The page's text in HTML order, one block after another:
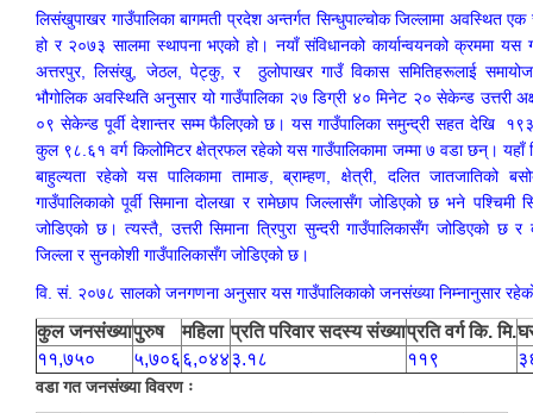
लिसंखुपाखर गाउँपालिका बागमती प्रदेश अन्तर्गत सिन्धुपाल्चोक जिल्लामा अवस्थित
हो र २०७३ सालमा स्थापना भएको हो। नयाँ संविधानको कार्यान्वयनको क्रममा यस
अत्तरपुर, लिसंखु, जेठल, पेट्कु, र ठुलोपाखर गाउँ विकास समितिहरूलाई
भौगोलिक अवस्थिति अनुसार यो गाउँपालिका २७ डिग्री ४० मिनेट २० सेकेन्ड उत्तरी
०९ सेकेन्ड पूर्वी देशान्तर सम्म फैलिएको छ। यस गाउँपालिका समुन्द्री सहत देखि
कुल ९८.६१ वर्ग किलोमिटर क्षेत्रफल रहेको यस गाउँपालिकामा जम्मा ७ वडा छन्। यहाँ
बाहुल्यता रहेको यस पालिकामा तामाङ, ब्राम्हण, क्षेत्री, दलित जातजातिको
गाउँपालिकाको पूर्वी सिमाना दोलखा र रामेछाप जिल्लासँग जोडिएको छ भने पश्चिमी
जोडिएको छ। त्यस्तै, उत्तरी सिमाना त्रिपुरा सुन्दरी गाउँपालिकासँग जोडिएको छ र
जिल्ला र सुनकोशी गाउँपालिकासँग जोडिएको छ।
वि. सं. २०७८ सालको जनगणना अनुसार यस गाउँपालिकाको जनसंख्या निम्नानुसार
कुल जनसंख्यापुरुष महिला प्रति परिवार सदस्य संख्याप्रति वर्ग कि. मि.
११,७५०
५,७०६६,०४४३‍‍.१८ ११९
वडा गत जनसंख्या विवरण ः